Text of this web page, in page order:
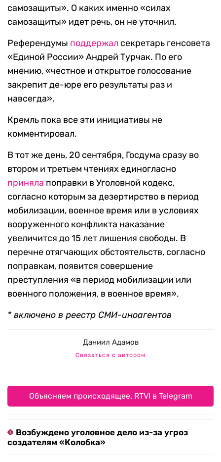
самозащиты». О каких именно «силах
самозащиты» идет речь, он не уточнил.
Референдумы поддержал секретарь генсовета
«Единой России» Андрей Турчак. По его
мнению, «честное и открытое голосование
закрепит де-юре его результаты раз и
навсегда».
Кремль пока все эти инициативы не
комментировал.
В тот же день, 20 сентября, Госдума сразу во
втором и третьем чтениях единогласно
приняла поправки в Уголовной кодекс,
согласно которым за дезертирство в период
мобилизации, военное время или в условиях
вооруженного конфликта наказание
увеличится до 15 лет лишения свободы. В
перечне отягчающих обстоятельств, согласно
поправкам, появится совершение
преступления «в период мобилизации или
военного положения, в военное время».
* включено в реестр СМИ-иноагентов
Даниил Адамов
Связаться с автором
Объясняем происходящее. RTVI в Telegram
Возбуждено уголовное дело из-за угроз
создателям «Колобка»